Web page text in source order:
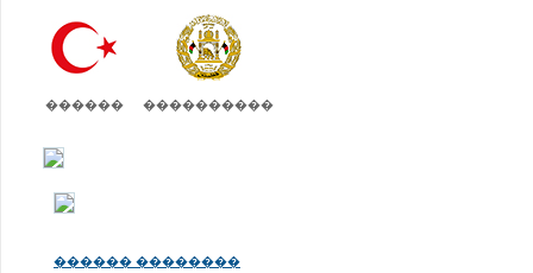
������ ����������
������ ��������